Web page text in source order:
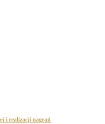
i realizacji nagrań